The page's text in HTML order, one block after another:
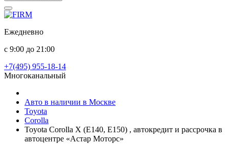
Ежедневно
с 9:00 до 21:00
+7(495) 955-18-14
Многоканальный
Авто в наличии в Москве
Toyota
Corolla
Toyota Corolla X (E140, E150) , автокредит и рассрочка в
автоцентре «Астар Моторс»